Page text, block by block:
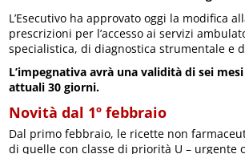
L’Esecutivo ha approvato oggi la modifica
prescrizioni per l’accesso ai servizi
specialistica, di diagnostica strumentale e
L’impegnativa avrà una validità di sei
attuali 30 giorni.
Novità dal 1º febbraio
Dal primo febbraio, le ricette non
di quelle con classe di priorità U – urgente